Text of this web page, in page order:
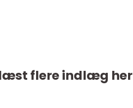
flere indlæg her